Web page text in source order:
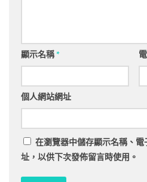
顯示名稱*
個人網站網址
在瀏覽器中儲存顯示名稱、
址，以供下次發佈留言時使用。